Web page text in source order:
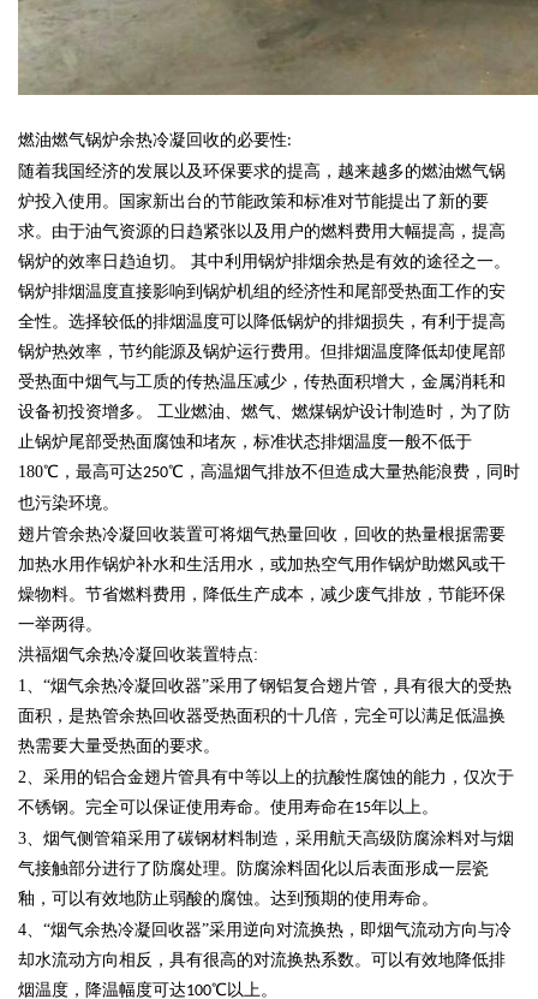
燃油燃气锅炉余热冷凝回收的必要性:
随着我国经济的发展以及环保要求的提高，越来越多的燃油燃气锅
炉投入使用。国家新出台的节能政策和标准对节能提出了新的要
求。由于油气资源的日趋紧张以及用户的燃料费用大幅提高，提高
锅炉的效率日趋迫切。
其中利用锅炉排烟余热是有效的途径之一。
锅炉排烟温度直接影响到锅炉机组的经济性和尾部受热面工作的安
全性。选择较低的排烟温度可以降低锅炉的排烟损失，有利于提高
锅炉热效率，节约能源及锅炉运行费用。但排烟温度降低却使尾部
受热面中烟气与工质的传热温压减少，传热面积增大，金属消耗和
设备初投资增多。
工业燃油、燃气、燃煤锅炉设计制造时，为了防
止锅炉尾部受热面腐蚀和堵灰，标准状态排烟温度一般不低于
180℃，最高可达250℃，高温烟气排放不但造成大量热能浪费，同时
也污染环境。
翅片管余热冷凝回收装置可将烟气热量回收，回收的热量根据需要
加热水用作锅炉补水和生活用水，或加热空气用作锅炉助燃风或干
燥物料。节省燃料费用，降低生产成本，减少废气排放，节能环保
一举两得。
洪福烟气余热冷凝回收装置特点:
1、“烟气余热冷凝回收器”采用了钢铝复合翅片管，具有很大的受热
面积，是热管余热回收器受热面积的十几倍，完全可以满足低温换
热需要大量受热面的要求。
2、采用的铝合金翅片管具有中等以上的抗酸性腐蚀的能力，仅次于
不锈钢。完全可以保证使用寿命。使用寿命在15年以上。
3、烟气侧管箱采用了碳钢材料制造，采用航天高级防腐涂料对与烟
气接触部分进行了防腐处理。防腐涂料固化以后表面形成一层瓷
釉，可以有效地防止弱酸的腐蚀。达到预期的使用寿命。
4、“烟气余热冷凝回收器”采用逆向对流换热，即烟气流动方向与冷
却水流动方向相反，具有很高的对流换热系数。可以有效地降低排
烟温度，降温幅度可达100℃以上。